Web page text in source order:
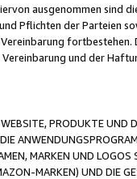
ausgenommen sind
Pflichten der Parteien
und der
PRODUKTE UND
MARKEN UND
MARKEN) UND DIE